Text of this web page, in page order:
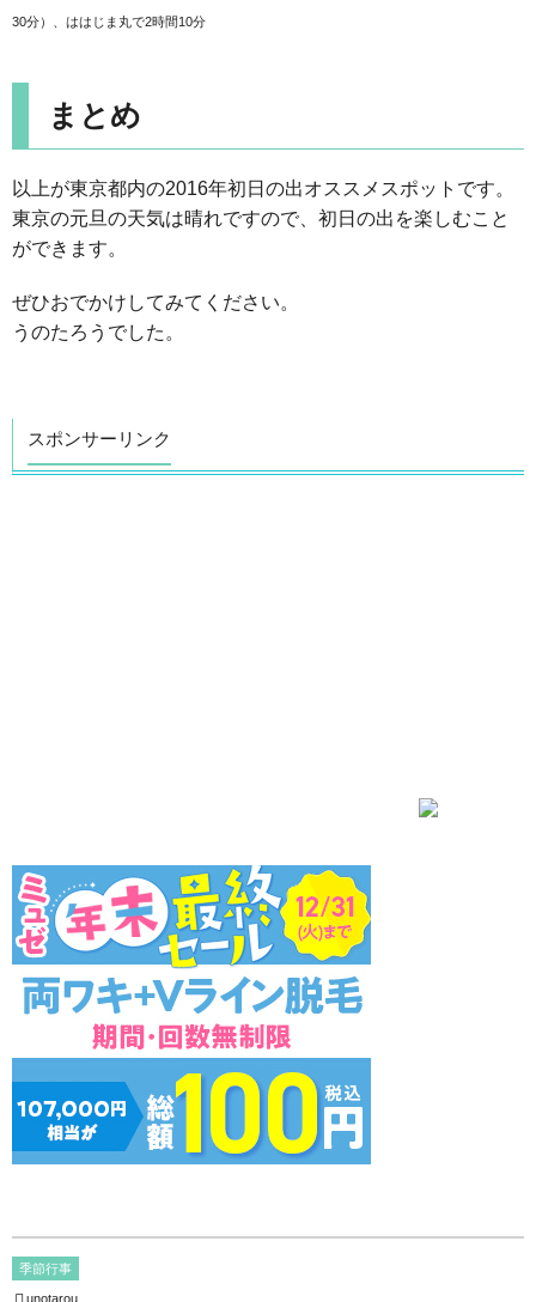
30分）、ははじま丸で2時間10分
まとめ
以上が東京都内の2016年初日の出オススメスポットです。
東京の元旦の天気は晴れですので、初日の出を楽しむこと
ができます。
ぜひおでかけしてみてください。
うのたろうでした。
スポンサーリンク
季節行事
unotarou